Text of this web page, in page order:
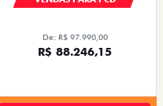
De: R$ 97.990,00
R$ 88.246,15